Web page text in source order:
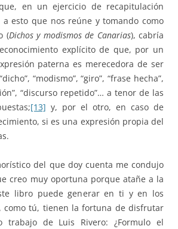
en un ejercicio de recapitulación
a esto que nos reúne y tomando como
(Dichos y modismos de Canarias), cabría
explícito de que, por un
paterna es merecedora de ser
“modismo”, “giro”, “frase hecha”,
“discurso repetido”… a tenor de las
[13] y, por el otro, en caso de
si es una expresión propia del
del que doy cuenta me condujo
creo muy oportuna porque atañe a la
libro puede generar en ti y en los
como tú, tienen la fortuna de disfrutar
trabajo de Luis Rivero: ¿Formulo el